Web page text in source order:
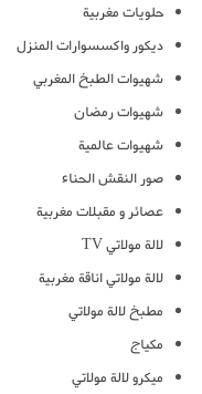
حلويات مغربية
ديكور واكسسوارات المنزل
شهيوات الطبخ المغربي
شهيوات رمضان
شهيوات عالمية
صور النقش الحناء
عصائر و مقبلات مغربية
لالة مولاتي TV
لالة مولاتي اناقة مغربية
مطبخ لالة مولاتي
مكياج
ميكرو لالة مولاتي